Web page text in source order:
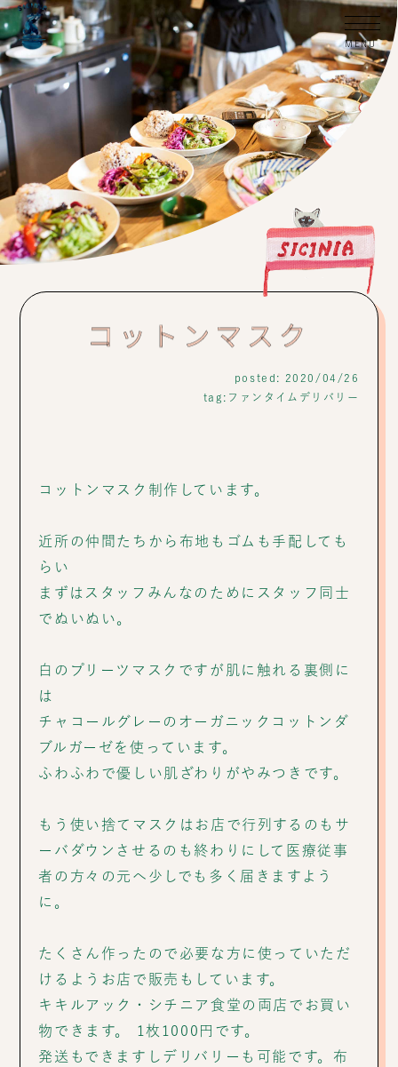
コットンマスク
posted: 2020/04/26
tag: ファンタイムデリバリー
コットンマスク制作しています。
近所の仲間たちから布地もゴムも手配しても
らい
まずはスタッフみんなのためにスタッフ同士
でぬいぬい。
白のプリーツマスクですが肌に触れる裏側に
は
チャコールグレーのオーガニックコットンダ
ブルガーゼを使っています。
ふわふわで優しい肌ざわりがやみつきです。
もう使い捨てマスクはお店で行列するのもサ
ーバダウンさせるのも終わりにして医療従事
者の方々の元へ少しでも多く届きますよう
に。
たくさん作ったので必要な方に使っていただ
けるようお店で販売もしています。
キキルアック・シチニア食堂の両店でお買い
物できます。 1枚1000円です。
発送もできますしデリバリーも可能です。布